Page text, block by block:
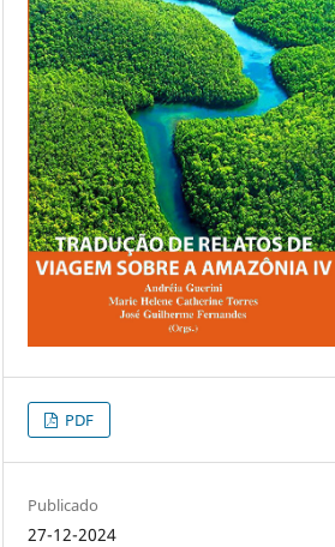
PDF
Publicado
27-12-2024